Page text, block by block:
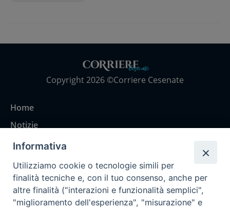
Copyright 2026 ©Corriere Cesenate
Home
Notizie
Rubriche
Chi siamo
Come abbonarsi
Contatti
Informativa
Utilizziamo cookie o tecnologie simili per
finalità tecniche e, con il tuo consenso, anche per
altre finalità ("interazioni e funzionalità semplici",
"miglioramento dell'esperienza", "misurazione" e